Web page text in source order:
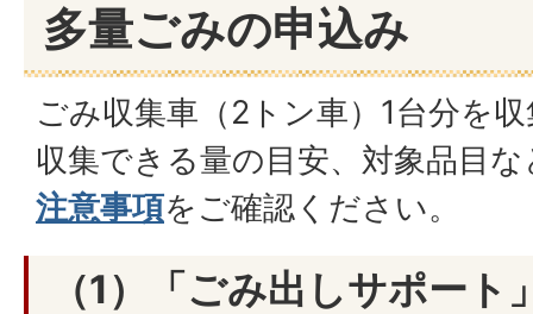
多量ごみの申込み
ごみ収集車（2トン車）1台分を
収集できる量の目安、対象品目
注意事項をご確認ください。
（1）「ごみ出しサポー